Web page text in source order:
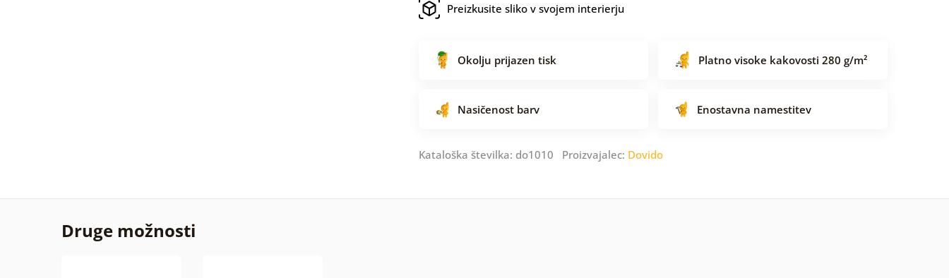
Preizkusite sliko v svojem interierju
Okolju prijazen tisk Platno visoke kakovosti 280 g/m²
Nasičenost barv Enostavna namestitev
Kataloška številka: do1010 Proizvajalec: Dovido
Druge možnosti